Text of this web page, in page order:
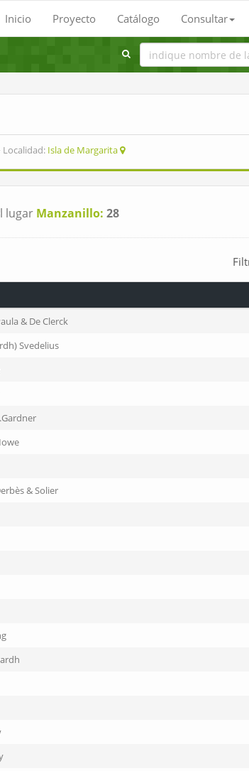
Inicio Proyecto Catálogo Consultar
Localidad: Isla de Margarita
lugar Manzanillo: 28
& De Clerck
Svedelius
& Solier